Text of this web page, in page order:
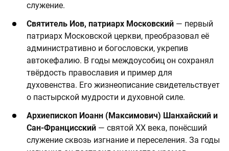
служение.
Святитель Иов, патриарх Московский — первый
патриарх Московской церкви, преобразовал её
административно и богословски, укрепив
автокефалию. В годы междоусобиц он сохранял
твёрдость православия и пример для
духовенства. Его жизнеописание свидетельствует
о пастырской мудрости и духовной силе.
Архиепископ Иоанн (Максимович) Шанхайский и
Сан-Францисский — святой XX века, понёсший
служение сквозь изгнание и переселения. За годы